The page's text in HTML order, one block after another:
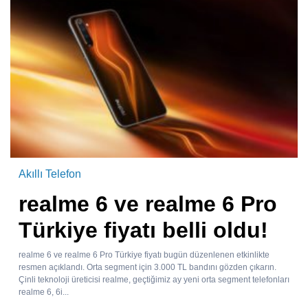
Akıllı Telefon
realme 6 ve realme 6 Pro
Türkiye fiyatı belli oldu!
realme 6 ve realme 6 Pro Türkiye fiyatı bugün düzenlenen etkinlikte
resmen açıklandı. Orta segment için 3.000 TL bandını gözden çıkarın.
Çinli teknoloji üreticisi realme, geçtiğimiz ay yeni orta segment telefonları
realme 6, 6i...